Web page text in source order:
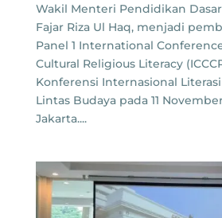
Wakil Menteri Pendidikan
Fajar Riza Ul Haq, menjadi
Panel 1 International
Cultural Religious Literacy
Konferensi Internasional
Lintas Budaya pada 11
Jakarta....